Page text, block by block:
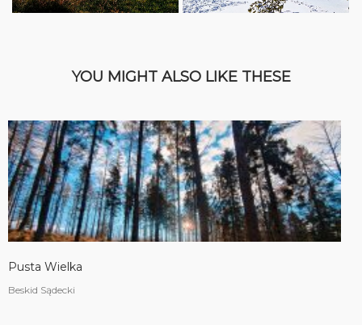
YOU MIGHT ALSO LIKE THESE
Pusta Wielka
Beskid Sądecki